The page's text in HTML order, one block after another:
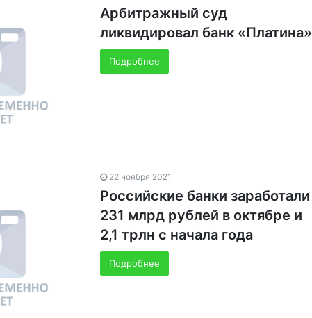
​Арбитражный суд
ликвидировал банк «Платина»
Подробнее
22 ноября 2021
Российские банки заработали
231 млрд рублей в октябре и
2,1 трлн с начала года
Подробнее